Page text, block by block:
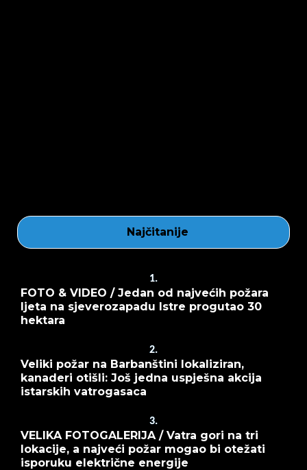
Najčitanije
1.
FOTO & VIDEO / Jedan od najvećih požara
ljeta na sjeverozapadu Istre progutao 30
hektara
2.
Veliki požar na Barbanštini lokaliziran,
kanaderi otišli: Još jedna uspješna akcija
istarskih vatrogasaca
3.
VELIKA FOTOGALERIJA / Vatra gori na tri
lokacije, a najveći požar mogao bi otežati
isporuku električne energije